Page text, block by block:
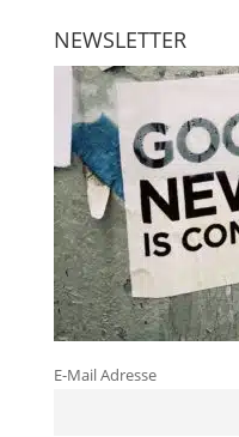
NEWSLETTER
E-Mail Adresse